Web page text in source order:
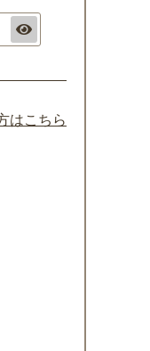
はこちら